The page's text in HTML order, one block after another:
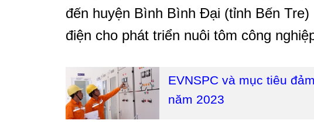
đến huyện Bình Bình Đại (tỉnh Bến
điện cho phát triển nuôi tôm công
EVNSPC và mục tiêu
năm 2023